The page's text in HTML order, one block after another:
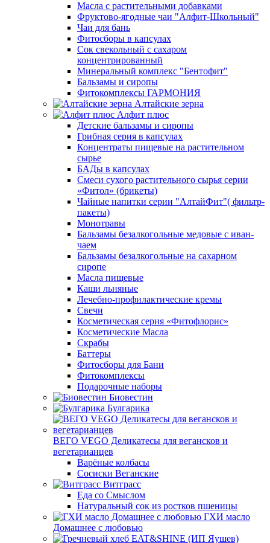
Масла с растительными добавками
Фруктово-ягодные чаи "Алфит-Школьный"
Чаи для бань
Фитосборы в капсулах
Сок свекольный с сахаром
концентрированный
Минеральный комплекс "Бентофит"
Бальзамы и сиропы
Фитокомплексы ГАРМОНИЯ
Алтайские зерна
Алфит плюс
Детские бальзамы и сиропы
Грибная серия в капсулах
Концентраты пищевые на растительном
сырье
БАДы в капсулах
Смеси сухого растительного сырья серии
«Фитол» (брикеты)
Чайные напитки серии "АлтайФит"( фильтр-
пакеты)
Монотравы
Бальзамы безалкогольные медовые с иван-
чаем
Бальзамы безалкогольные на сахарном
сиропе
Масла пищевые
Каши льняные
Лечебно-профилактические кремы
Свечи
Косметическая серия «Фитофлорис»
Косметические Масла
Скрабы
Баттеры
Фитосборы для Бани
Фитокомплексы
Подарочные наборы
Биовестин
Булгарика
ВЕГО VEGO Деликатесы для вегансков и
вегетарианцев
Варёные колбасы
Сосиски Веганские
Витграсс
Еда со Смыслом
Натуральный сок из ростков пшеницы
ГХИ масло
Домашнее с любовью